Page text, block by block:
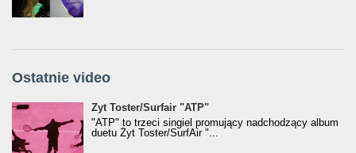
Ostatnie video
Żyt Toster/SurfAir - ATP VIDEO
Żyt Toster/Surfair "ATP"
"ATP" to trzeci singiel promujący nadchodzący album
duetu Żyt Toster/SurfAir "...